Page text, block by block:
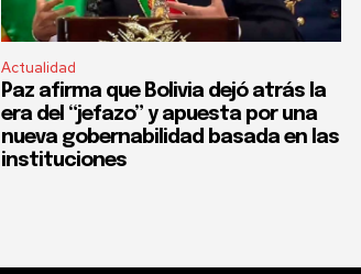
Actualidad
Paz afirma que Bolivia dejó atrás la
era del “jefazo” y apuesta por una
nueva gobernabilidad basada en las
instituciones